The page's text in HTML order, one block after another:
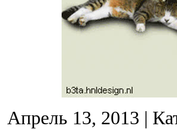
Апрель 13, 2013 |